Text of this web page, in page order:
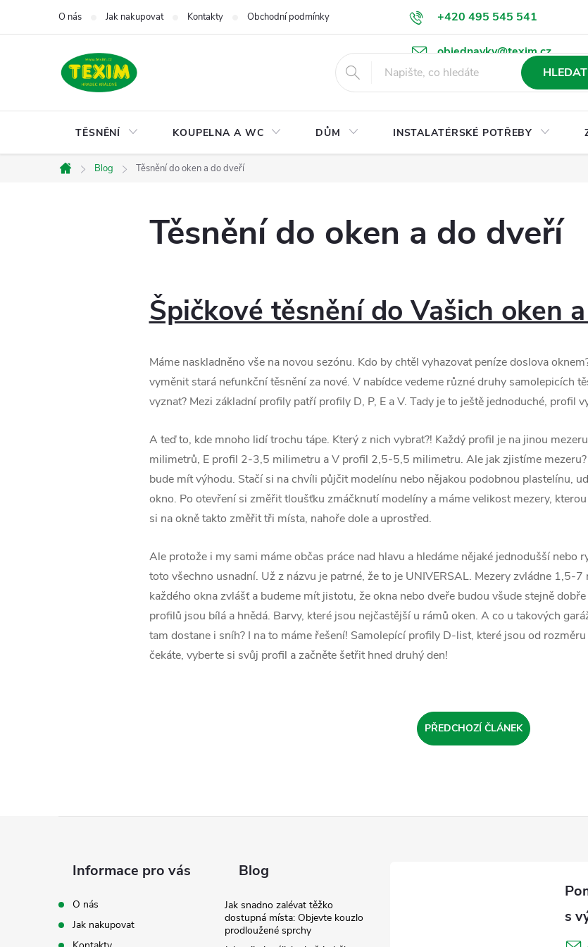
+420 495 545 541
objednavky@texim.cz
O nás Jak nakupovat Kontakty Obchodní podmínky Podmínky ochrany osobních údajů Ke stažení
HLEDAT
TĚSNĚNÍ KOUPELNA A WC DŮM INSTALATÉRSKÉ POTŘEBY
Domů
Blog Těsnění do oken a do dveří
Těsnění do oken a do dveří
Špičkové těsnění do Vašich oken
Máme naskladněno vše na novou sezónu. Kdo by chtěl vyhazovat peníze doslova
vyměnit stará nefunkční těsnění za nové. V nabídce vedeme různé druhy samolepicích
vyznat? Mezi základní profily patří profily D, P, E a V. Tady je to ještě jednoduché, profil
A teď to, kde mnoho lidí trochu tápe. Který z nich vybrat?! Každý profil je na jinou
milimetrů, E profil 2-3,5 milimetru a V profil 2,5-5,5 milimetru. Ale jak zjistíme mezeru?
bude mít výhodu. Stačí si na chvíli půjčit modelínu nebo nějakou podobnou plastelínu,
okno. Po otevření si změřit tloušťku zmáčknutí modelíny a máme velikost mezery,
si na okně takto změřit tři místa, nahoře dole a uprostřed.
Ale protože i my sami máme občas práce nad hlavu a hledáme nějaké jednodušší nebo
toto všechno usnadní. Už z názvu je patrné, že to je UNIVERSAL. Mezery zvládne 1,5-
každého okna zvlášť a budeme mít jistotu, že okna nebo dveře budou všude stejně
profilů jsou bílá a hnědá. Barvy, které jsou nejčastější u rámů oken. A co u takových
tam dostane i sníh? I na to máme řešení! Samolepící profily D-list, které jsou od
čekáte, vyberte si svůj profil a začněte šetřit hned druhý den!
PŘEDCHOZÍ ČLÁNEK
Informace pro vás
O nás
Jak nakupovat
Blog
Jak snadno zalévat těžko
dostupná místa: Objevte kouzlo
prodloužené sprchy